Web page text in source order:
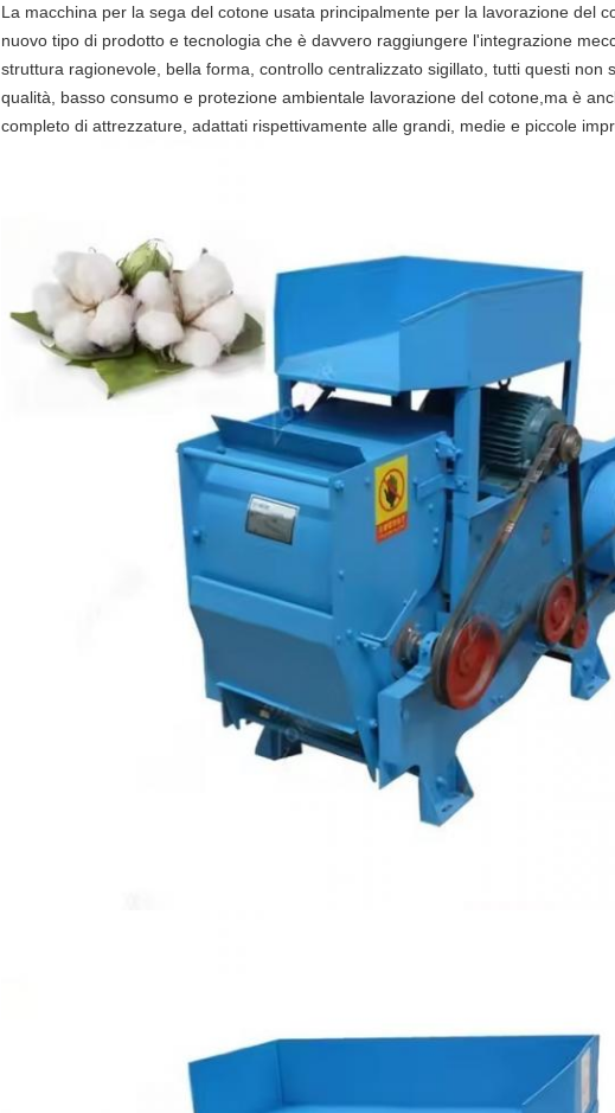
La macchina per la sega del cotone usata principalmente per la lavorazione del
nuovo tipo di prodotto e tecnologia che è davvero raggiungere l'integrazione
struttura ragionevole, bella forma, controllo centralizzato sigillato, tutti questi non
qualità, basso consumo e protezione ambientale lavorazione del cotone,ma è
completo di attrezzature, adattati rispettivamente alle grandi, medie e piccole